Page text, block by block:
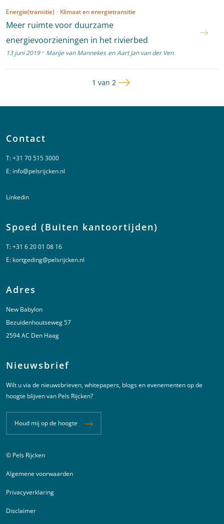
Energie(transitie) · Klimaat en energietransitie
Meer ruimte voor duurzame
energievoorzieningen in het rivierbed
13 juni 2019 · Marije van Mannekes en Aart Jan van der Ven
Pagina
1 van 2 Volgende pagina
Contact
T:+31 70 515 3000
E: info@pelsrijcken.nl
Linkedin
Spoed (Buiten kantoortijden)
T:+31 6 20 01 08 16
E: kortgeding@pelsrijcken.nl
Adres
New Babylon
Bezuidenhoutseweg 57
2594 AC Den Haag
Nieuwsbrief
Wilt u via de nieuwsbrieven, whitepapers, blogs en evenementen op de
hoogte blijven van Pels Rijcken?
Houd mij op de hoogte
Juridische informatie
© Pels Rijcken
Algemene voorwaarden
Privacyverklaring
Disclaimer